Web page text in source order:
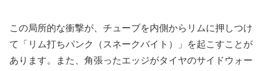
この局所的な衝撃が、チューブを内側からリムに押しつけ
て「リム打ちパンク（スネークバイト）」を起こすことが
あります。また、角張ったエッジがタイヤのサイドウォー